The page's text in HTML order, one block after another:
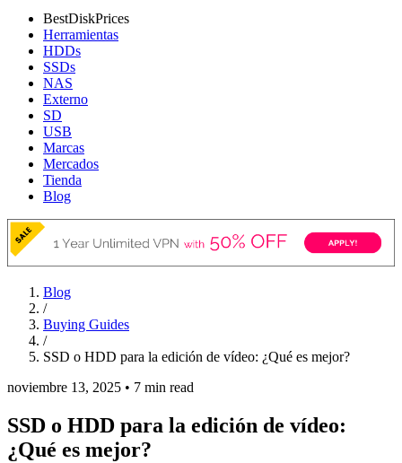
BestDiskPrices
Herramientas
HDDs
SSDs
NAS
Externo
SD
USB
Marcas
Mercados
Tienda
Blog
Blog
/
Buying Guides
/
SSD o HDD para la edición de vídeo: ¿Qué es mejor?
noviembre 13, 2025 • 7 min read
SSD o HDD para la edición de vídeo:
¿Qué es mejor?